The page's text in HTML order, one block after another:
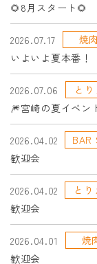
🌻8月スタート🌻
2026.07.17
焼
いよいよ夏本番！
2026.07.06
と
🎆宮崎の夏イベン
2026.04.02
BAR
歓迎会
2026.04.02
と
歓迎会
2026.04.01
焼
歓迎会